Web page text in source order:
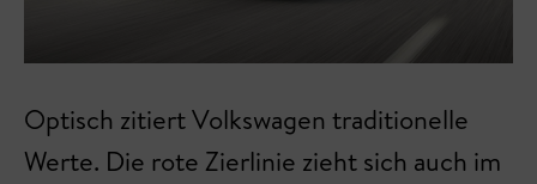
Optisch zitiert Volkswagen traditionelle
Werte. Die rote Zierlinie zieht sich auch im